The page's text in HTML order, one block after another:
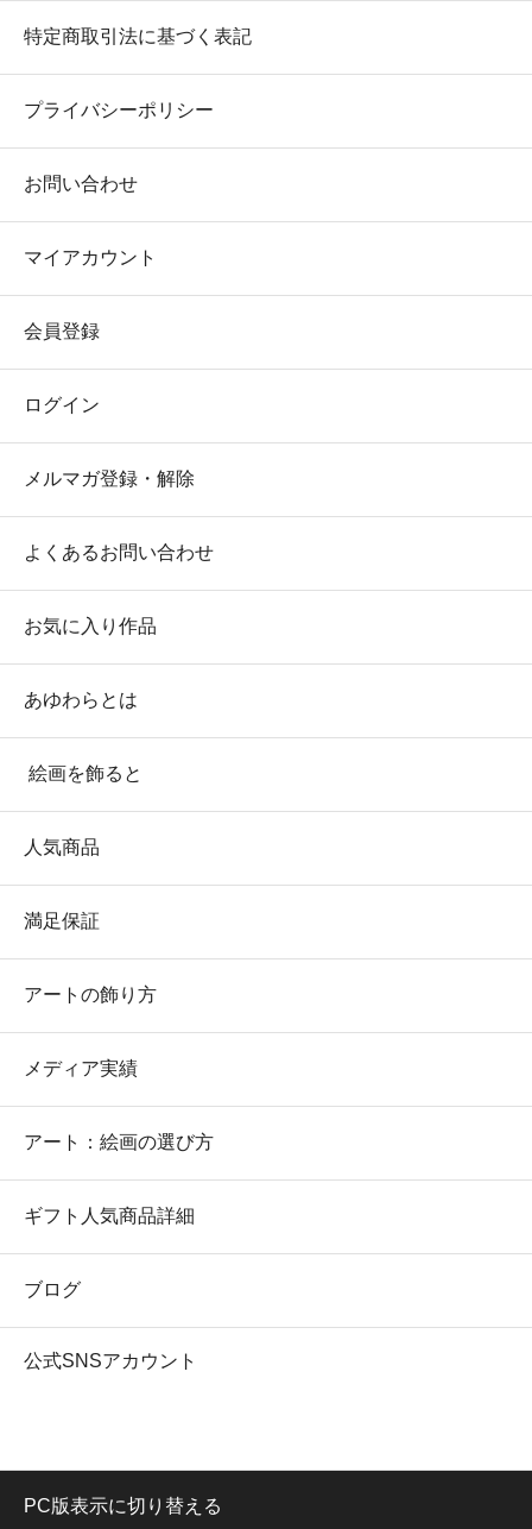
特定商取引法に基づく表記
プライバシーポリシー
お問い合わせ
マイアカウント
会員登録
ログイン
メルマガ登録・解除
よくあるお問い合わせ
お気に入り作品
あゆわらとは
絵画を飾ると
人気商品
満足保証
アートの飾り方
メディア実績
アート：絵画の選び方
ギフト人気商品詳細
ブログ
公式SNSアカウント
PC版表示に切り替える